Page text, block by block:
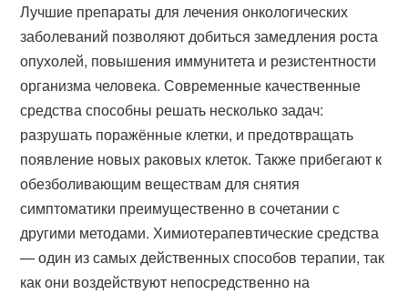
Лучшие препараты для лечения онкологических
заболеваний позволяют добиться замедления роста
опухолей, повышения иммунитета и резистентности
организма человека. Современные качественные
средства способны решать несколько задач:
разрушать поражённые клетки, и предотвращать
появление новых раковых клеток. Также прибегают к
обезболивающим веществам для снятия
симптоматики преимущественно в сочетании с
другими методами. Химиотерапевтические средства
— один из самых действенных способов терапии, так
как они воздействуют непосредственно на